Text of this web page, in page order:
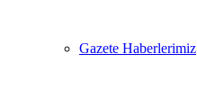
Gazete Haberlerimiz